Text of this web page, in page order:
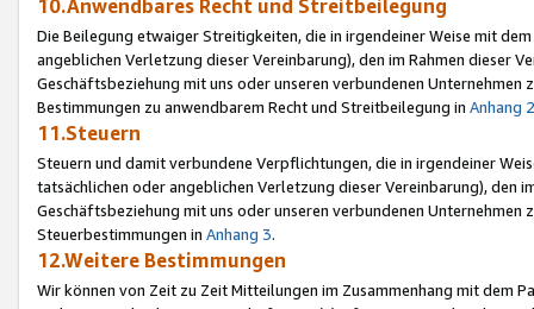
10.Anwendbares Recht und Streitbeilegung
Die Beilegung etwaiger Streitigkeiten, die in irgendeiner Weise mit
angeblichen Verletzung dieser Vereinbarung), den im Rahmen dieser
Geschäftsbeziehung mit uns oder unseren verbundenen
Bestimmungen zu anwendbarem Recht und Streitbeilegung in Anhang 2
11.Steuern
Steuern und damit verbundene Verpflichtungen, die in irgendeiner
tatsächlichen oder angeblichen Verletzung dieser Vereinbarung), den
Geschäftsbeziehung mit uns oder unseren verbundenen
Steuerbestimmungen in Anhang 3.
12.Weitere Bestimmungen
Wir können von Zeit zu Zeit Mitteilungen im Zusammenhang mit dem